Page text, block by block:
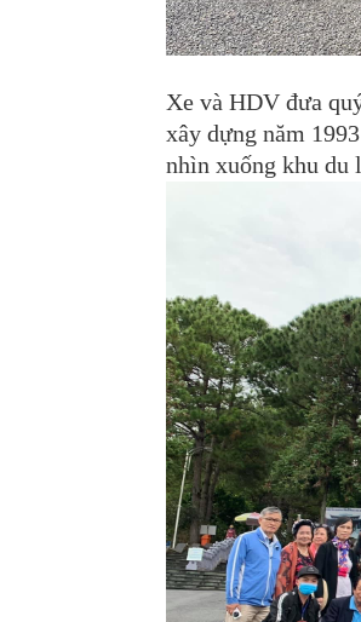
Xe và HDV đưa
xây dựng năm
nhìn xuống khu du